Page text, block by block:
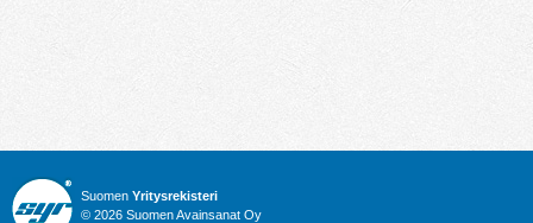
Suomen Yritysrekisteri
© 2026 Suomen Avainsanat Oy